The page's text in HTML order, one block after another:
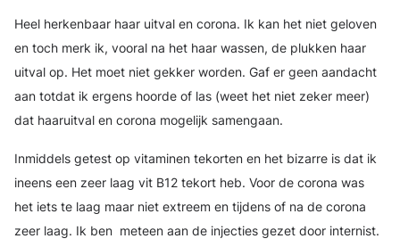
Heel herkenbaar haar uitval en corona. Ik kan het niet geloven
en toch merk ik, vooral na het haar wassen, de plukken haar
uitval op. Het moet niet gekker worden. Gaf er geen aandacht
aan totdat ik ergens hoorde of las (weet het niet zeker meer)
dat haaruitval en corona mogelijk samengaan.
Inmiddels getest op vitaminen tekorten en het bizarre is dat ik
ineens een zeer laag vit B12 tekort heb. Voor de corona was
het iets te laag maar niet extreem en tijdens of na de corona
zeer laag. Ik ben meteen aan de injecties gezet door internist.